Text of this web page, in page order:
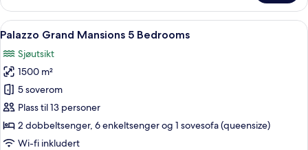
Mansions
4
Bedrooms
Åpne
alle
bildene
av
Palazzo
Grand
Mansions
5
Sengetøy av topp kvalitet, minibar,
19
Palazzo Grand Mansions 5 Bedrooms
Sjøutsikt
1500 m²
5 soverom
Plass til 13 personer
2 dobbeltsenger, 6 enkeltsenger og 1 sovesofa (queensize)
Wi-fi inkludert